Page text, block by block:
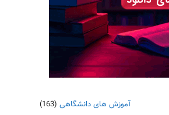
آموزش های دانشگاهی (163)